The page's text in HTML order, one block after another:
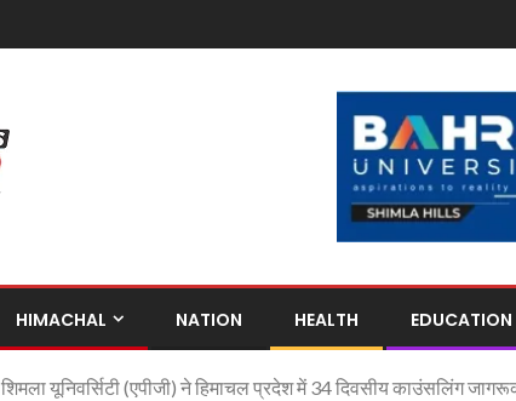
HIMACHAL NATION HEALTH EDUCATION
शिमला यूनिवर्सिटी (एपीजी) ने हिमाचल प्रदेश में 34 दिवसीय काउंसलिंग